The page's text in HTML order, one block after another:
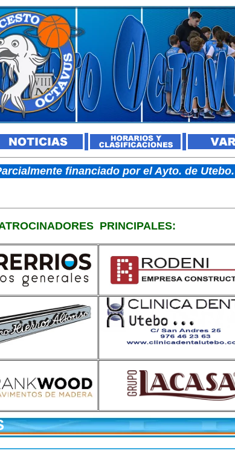
financiado por el Ayto. de Utebo.
PRINCIPALES: